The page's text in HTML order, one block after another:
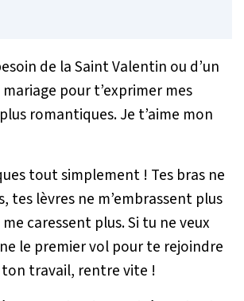
de la Saint Valentin ou d’un
pour t’exprimer mes
romantiques. Je t’aime mon
tout simplement ! Tes bras ne
tes lèvres ne m’embrassent plus
caressent plus. Si tu ne veux
le premier vol pour te rejoindre
travail, rentre vite !